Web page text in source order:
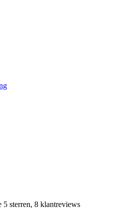
5 sterren, 8 klantreviews